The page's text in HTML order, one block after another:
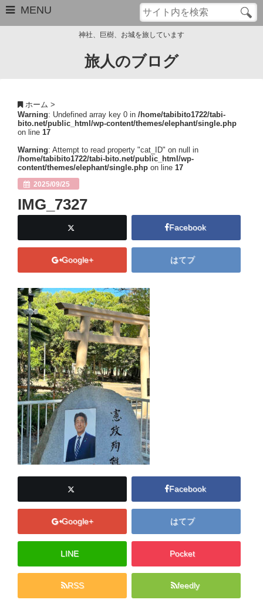
MENU
サイトマップ
Close
神社、巨樹、お城を旅しています
旅人のブログ
ホーム >
Warning: Undefined array key 0 in /home/tabibito1722/tabi-
bito.net/public_html/wp-content/themes/elephant/single.php
on line 17
Warning: Attempt to read property "cat_ID" on null in
/home/tabibito1722/tabi-bito.net/public_html/wp-
content/themes/elephant/single.php on line 17
2025/09/25
IMG_7327
Facebook
Google+ はてブ
Facebook
Google+ はてブ
LINE Pocket
RSS feedly